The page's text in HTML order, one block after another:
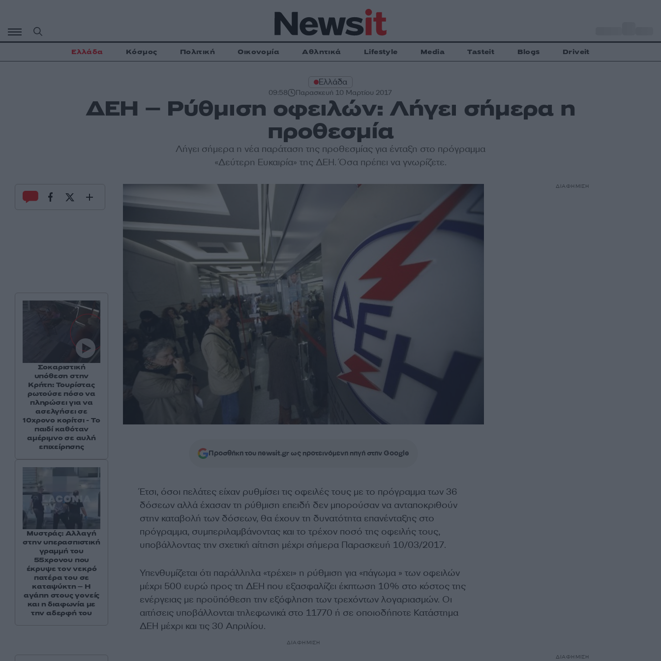
περιεχόμενο
Ελλάδα Κόσμος Πολιτική Οικονομία Αθλητικά Lifestyle Media Tasteit Blogs Driveit
Ελλάδα
09:58 Παρασκευή 10 Μαρτίου 2017
ΔΕΗ – Ρύθμιση οφειλών: Λήγει σήμερα η
προθεσμία
Λήγει σήμερα η νέα παράταση της προθεσμίας για ένταξη στο πρόγραμμα
«Δεύτερη Ευκαιρία» της ΔΕΗ. Όσα πρέπει να γνωρίζετε.
Προσθήκη του newsit.gr ως προτεινόμενη πηγή στην Google
Έτσι, όσοι πελάτες είχαν ρυθμίσει τις οφειλές τους με το πρόγραμμα των 36
δόσεων αλλά έχασαν τη ρύθμιση επειδή δεν μπορούσαν να ανταποκριθούν
στην καταβολή των δόσεων, θα έχουν τη δυνατότητα επανένταξης στο
πρόγραμμα, συμπεριλαμβάνοντας και το τρέχον ποσό της οφειλής τους,
υποβάλλοντας την σχετική αίτηση μέχρι σήμερα Παρασκευή 10/03/2017.
Υπενθυμίζεται ότι παράλληλα «τρέχει» η ρύθμιση για «πάγωμα » των οφειλών
μέχρι 500 ευρώ προς τη ΔΕΗ που εξασφαλίζει έκπτωση 10% στο κόστος της
ενέργειας με προϋπόθεση την εξόφληση των τρεχόντων λογαριασμών. Οι
αιτήσεις υποβάλλονται τηλεφωνικά στο 11770 ή σε οποιοδήποτε Κατάστημα
ΔΕΗ μέχρι και τις 30 Απριλίου.
ΔΙΑΦΗΜΙΣΗ
Σοκαριστική
υπόθεση στην
Κρήτη: Τουρίστας
ρωτούσε πόσο να
πληρώσει για να
ασελγήσει σε
10χρονο κορίτσι - Το
παιδί καθόταν
αμέριμνο σε αυλή
επιχείρησης
Μυστράς: Αλλαγή
στην υπερασπιστική
γραμμή του
55χρονου που
έκρυψε τον νεκρό
πατέρα του σε
καταψύκτη – Η
αγάπη στους γονείς
και η διαφωνία με
την αδερφή του
ΔΙΑΦΗΜΙΣΗ
ΔΙΑΦΗΜΙΣΗ